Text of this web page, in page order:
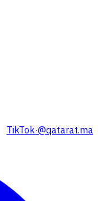
TikTok·@qatarat.ma